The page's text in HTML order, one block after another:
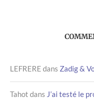
LEFRERE dans Zadig &
Tahot dans J’ai testé le